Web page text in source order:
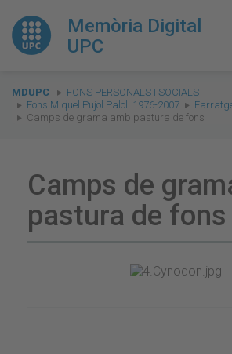
Memòria Digital
UPC
You
are
here:
MDUPC
FONS PERSONALS I SOCIALS
Fons Miquel Pujol Palol. 1976-2007
Camps de grama amb pastura de fons
Camps de
pastura de fons